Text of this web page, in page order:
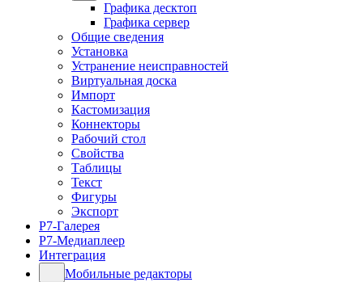
Графика десктоп
Графика сервер
Общие сведения
Установка
Устранение неисправностей
Виртуальная доска
Импорт
Кастомизация
Коннекторы
Рабочий стол
Свойства
Таблицы
Текст
Фигуры
Экспорт
Р7-Галерея
Р7-Медиаплеер
Интеграция
Мобильные редакторы